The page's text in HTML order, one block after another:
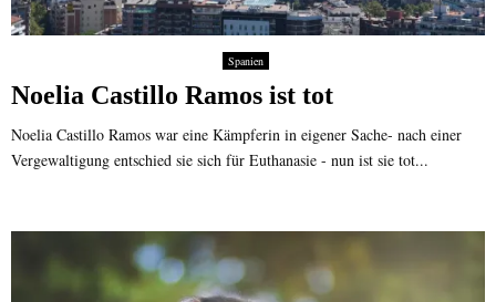
Spanien
Noelia Castillo Ramos ist tot
Noelia Castillo Ramos war eine Kämpferin in eigener Sache- nach einer
Vergewaltigung entschied sie sich für Euthanasie - nun ist sie tot...